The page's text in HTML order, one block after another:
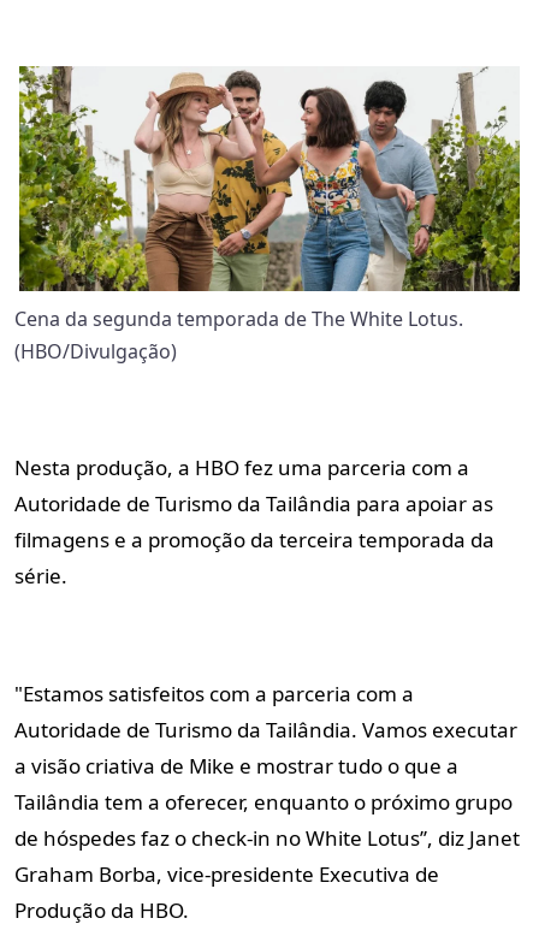
Cena da segunda temporada de The White Lotus.
(HBO/Divulgação)
Nesta produção, a HBO fez uma parceria com a
Autoridade de Turismo da Tailândia para apoiar as
filmagens e a promoção da terceira temporada da
série.
"Estamos satisfeitos com a parceria com a
Autoridade de Turismo da Tailândia. Vamos executar
a visão criativa de Mike e mostrar tudo o que a
Tailândia tem a oferecer, enquanto o próximo grupo
de hóspedes faz o check-in noWhite Lotus’’, diz Janet
Graham Borba, vice-presidente Executiva de
Produção da HBO.